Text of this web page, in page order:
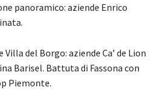
panoramico: aziende Enrico
Villa del Borgo: aziende Ca’ de Lion
Barisel. Battuta di Fassona con
Piemonte.